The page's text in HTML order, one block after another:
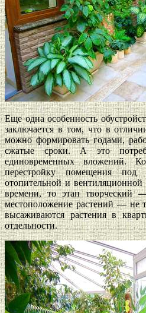
Еще одна особенность
заключается в том, что в
можно формировать годами,
сжатые сроки. А это
единовременных вложений.
перестройку помещения под
отопительной и
времени, то этап творческий —
местоположение растений — не
высаживаются растения в
отдельности.